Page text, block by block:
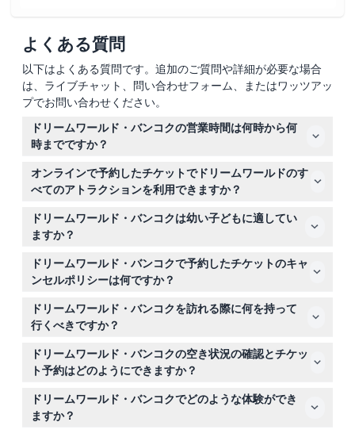
よくある質問
以下はよくある質問です。追加のご質問や詳細が必要な場合
は、ライブチャット、問い合わせフォーム、またはワッツアッ
プでお問い合わせください。
ドリームワールド・バンコクの営業時間は何時から何
時までですか？
ドリームワールド・バンコクは平日は午前10時から午後5
時まで、週末およびタイの祝日は午前10時から午後6時ま
で営業しています（変更される場合がありますので、ご予
約時にご確認ください）。
オンラインで予約したチケットでドリームワールドのす
べてのアトラクションを利用できますか？
ビザデイパスには26のアトラクションの無制限利用と、
エイリアン、バンプカー、ホーンテッドハウスへの一回入
場が含まれますが、スノータウン、ゴーカート、自転車ボ
ート、バンプボート、カーニバルゲームは含まれていませ
ん。すべての予約はこのウェブサイトで簡単にオンライン
ドリームワールド・バンコクは幼い子どもに適してい
ますか？
90cm未満の子どもは無料で入場でき、91cmから145cm
または4歳から12歳の子どもは子ども用チケットが必要で
す。パーク内には全ての年齢に適したアトラクションがあ
ります。
ドリームワールド・バンコクで予約したチケットのキャ
ンセルポリシーは何ですか？
チケットは返金不可で、いかなる場合もキャンセルできま
せんので、ご予約前にご予定を確定されることをお勧めし
ます。
ドリームワールド・バンコクを訪れる際に何を持って
行くべきですか？
快適な服装、日焼け止め、水分補給のための水をお持ちく
ださい。スノータウンを訪れる場合は、温度管理された環
境のため暖かい服装を検討してください。
ドリームワールド・バンコクの空き状況の確認とチケッ
ト予約はどのようにできますか？
リアルタイムの空き状況を確認し、チケットを安全にオン
ラインでこのウェブサイト上でご予約いただけます。手間
なくスムーズにご利用いただけます。
ドリームワールド・バンコクでどのような体験ができ
ますか？